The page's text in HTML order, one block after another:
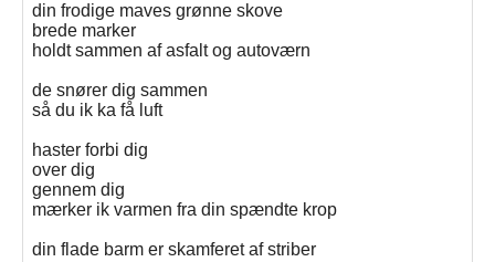
din frodige maves grønne skove
brede marker
holdt sammen af asfalt og autoværn
de snører dig sammen
så du ik ka få luft
haster forbi dig
over dig
gennem dig
mærker ik varmen fra din spændte krop
din flade barm er skamferet af striber